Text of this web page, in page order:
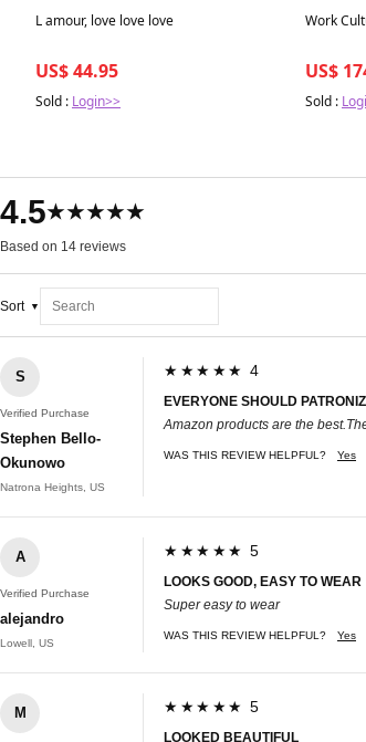
Best in 7 days
L amour, love love love
US$ 44.95
Sold : Login>>
Best in 7
Work
US$
Sold :
4.5★★★★★
Based on 14 reviews
Sort
S
Verified Purchase
Stephen Bello-
Okunowo
Natrona Heights, US
★★★★★ 4
EVERYONE SHOULD
Amazon products are the
WAS THIS REVIEW HELPFUL? Yes
A
Verified Purchase
alejandro
Lowell, US
★★★★★ 5
LOOKS GOOD, EASY TO WEAR
Super easy to wear
WAS THIS REVIEW HELPFUL? Yes
M ★★★★★ 5
LOOKED BEAUTIFUL